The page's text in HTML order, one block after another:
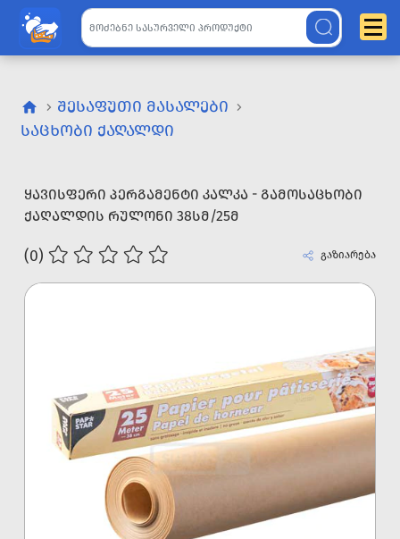
ᲨᲔᲡᲐᲤᲣᲗᲘ ᲛᲐᲡᲐᲚᲔᲑᲘ
ᲡᲐᲪᲮᲝᲑᲘ ᲥᲐᲦᲐᲚᲓᲘ
ᲧᲐᲕᲘᲡᲤᲔᲠᲘ ᲞᲔᲠᲒᲐᲛᲔᲜᲢᲘ ᲙᲐᲚᲙᲐ - ᲒᲐᲛᲝᲡᲐᲪᲮᲝᲑᲘ
ᲥᲐᲦᲐᲚᲓᲘᲡ ᲠᲣᲚᲝᲜᲘ 38ᲡᲛ/25Მ
(0) გაზიარება